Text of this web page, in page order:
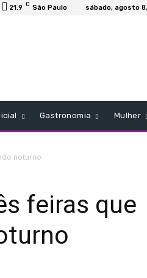
21.9 C São Paulo sábado, agosto
Gastronomia Mulher
noturno
feiras que